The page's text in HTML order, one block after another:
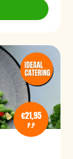
€21,95
P.P